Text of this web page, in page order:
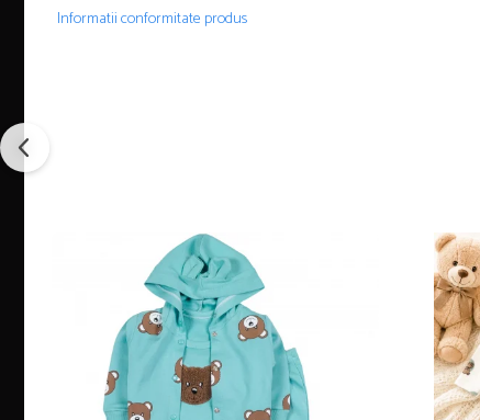
Informatii conformitate produs